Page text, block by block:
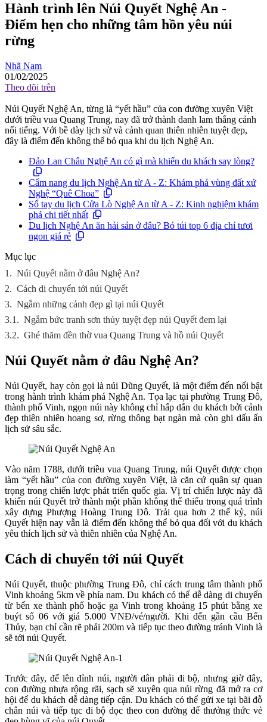
Hành trình lên Núi Quyết Nghệ An -
Điểm hẹn cho những tâm hồn yêu núi
rừng
Nhã Nam
01/02/2025
Theo dõi trên
Núi Quyết Nghệ An, từng là “yết hầu” của con đường xuyên Việt
dưới triều vua Quang Trung, nay đã trở thành danh lam thắng cảnh
nổi tiếng. Với bề dày lịch sử và cảnh quan thiên nhiên tuyệt đẹp,
đây là điểm đến không thể bỏ qua khi du lịch Nghệ An.
Đảo Lan Châu Nghệ An có gì mà khiến du khách say lòng?
Cẩm nang du lịch Nghệ An từ A - Z: Khám phá vùng đất xứ
Nghệ “Quê Choa”
Sổ tay du lịch Cửa Lò Nghệ An từ A - Z: Kinh nghiệm khám
phá chi tiết nhất
Du lịch Nghệ An ăn hải sản ở đâu? Bỏ túi top 6 địa chỉ tươi
ngon giá rẻ
Mục lục
1. Núi Quyết nằm ở đâu Nghệ An?
2. Cách di chuyển tới núi Quyết
3. Ngắm những cảnh đẹp gì tại núi Quyết
3.1. Ngắm bức tranh sơn thủy tuyệt đẹp núi Quyết đem lại
3.2. Ghé thăm đền thờ vua Quang Trung và hồ núi Quyết
Núi Quyết nằm ở đâu Nghệ An?
Núi Quyết, hay còn gọi là núi Dũng Quyết, là một điểm đến nổi bật
trong hành trình khám phá Nghệ An. Tọa lạc tại phường Trung Đô,
thành phố Vinh, ngọn núi này không chỉ hấp dẫn du khách bởi cảnh
đẹp thiên nhiên hoang sơ, rừng thông bạt ngàn mà còn ghi dấu ấn
lịch sử sâu sắc.
Vào năm 1788, dưới triều vua Quang Trung, núi Quyết được chọn
làm “yết hầu” của con đường xuyên Việt, là căn cứ quân sự quan
trọng trong chiến lược phát triển quốc gia. Vị trí chiến lược này đã
khiến núi Quyết trở thành một phần không thể thiếu trong quá trình
xây dựng Phượng Hoàng Trung Đô. Trải qua hơn 2 thế kỷ, núi
Quyết hiện nay vẫn là điểm đến không thể bỏ qua đối với du khách
yêu thích lịch sử và thiên nhiên của Nghệ An.
Cách di chuyển tới núi Quyết
Núi Quyết, thuộc phường Trung Đô, chỉ cách trung tâm thành phố
Vinh khoảng 5km về phía nam. Du khách có thể dễ dàng di chuyển
từ bến xe thành phố hoặc ga Vinh trong khoảng 15 phút bằng xe
buýt số 06 với giá 5.000 VNĐ/vé/người. Khi đến gần cầu Bến
Thủy, bạn chỉ cần rẽ phải 200m và tiếp tục theo đường tránh Vinh là
sẽ tới núi Quyết.
Trước đây, để lên đỉnh núi, người dân phải đi bộ, nhưng giờ đây,
con đường nhựa rộng rãi, sạch sẽ xuyên qua núi rừng đã mở ra cơ
hội để du khách dễ dàng tiếp cận. Du khách có thể gửi xe tại bãi đỗ
chân núi và tiếp tục đi bộ dọc theo con đường để thưởng thức vẻ